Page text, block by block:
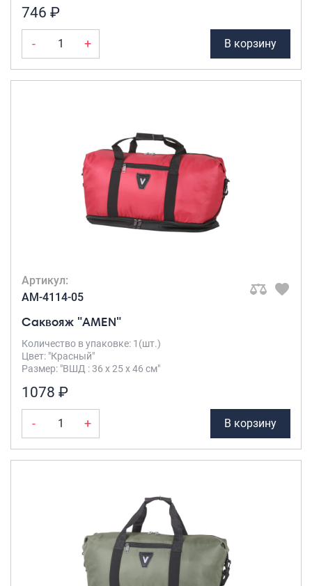
746 ₽
- + В корзину
Артикул:
AM-4114-05
Саквояж "AMEN"
Количество в упаковке: 1(шт.)
Цвет: "Красный"
Размер: "ВШД : 36 х 25 х 46 см"
1078 ₽
- + В корзину